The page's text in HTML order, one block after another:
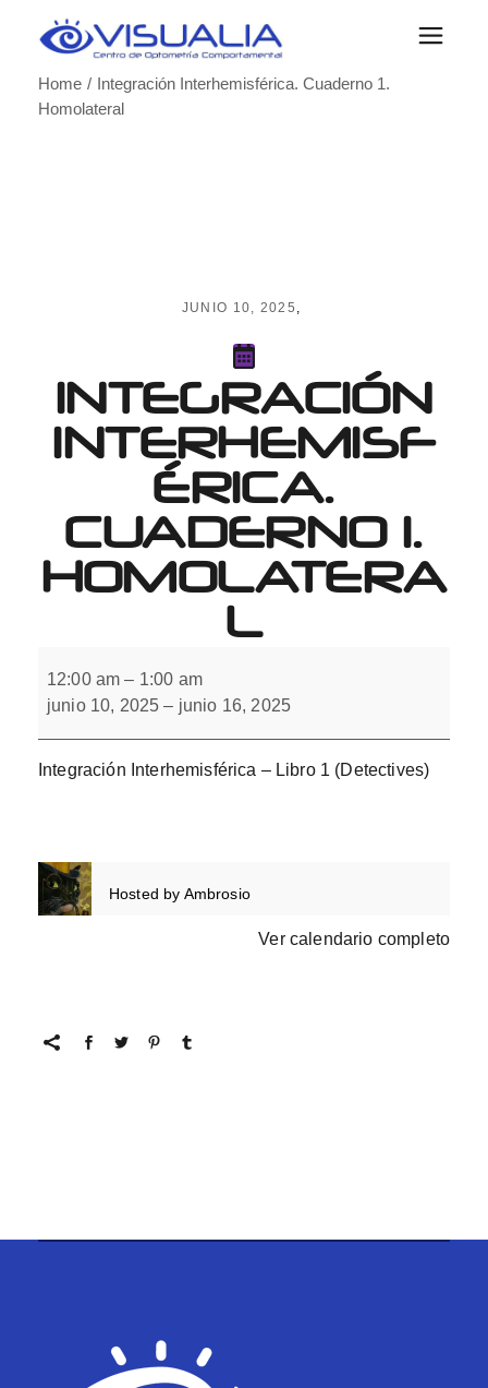
Home
Integración Interhemisférica. Cuaderno 1.
Homolateral
JUNIO 10, 2025
INTEGRACIÓN
INTERHEMISF
ÉRICA.
CUADERNO 1.
HOMOLATERA
L
Interhemisférica.
Cuaderno
1.
12:00 am – 1:00 am
junio 10, 2025 – junio 16, 2025
Integración Interhemisférica – Libro 1 (Detectives)
Hosted by Ambrosio
Ver calendario completo